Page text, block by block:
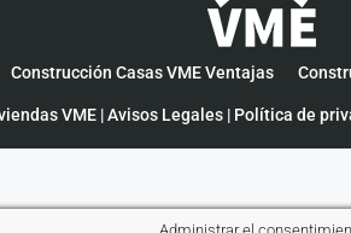
Construcción Casas VME Ventajas
VME |Avisos Legales | Política de